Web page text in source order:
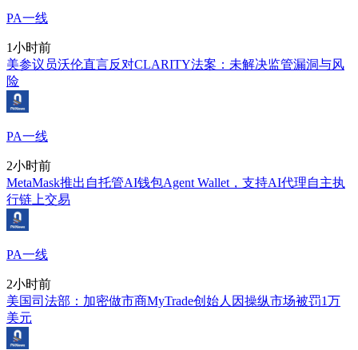
PA一线
1小时前
美参议员沃伦直言反对CLARITY法案：未解决监管漏洞与风
险
PA一线
2小时前
MetaMask推出自托管AI钱包Agent Wallet，支持AI代理自主执
行链上交易
PA一线
2小时前
美国司法部：加密做市商MyTrade创始人因操纵市场被罚1万
美元